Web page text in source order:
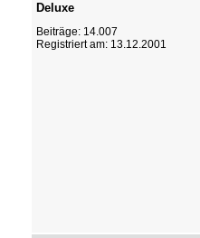
Deluxe
Beiträge: 14.007
Registriert am: 13.12.2001